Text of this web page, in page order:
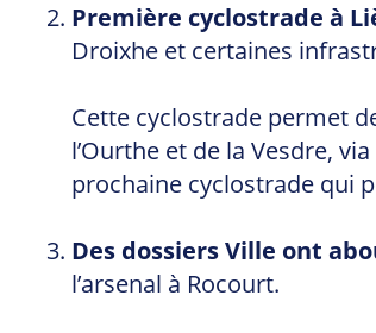
Première cyclostrade à
Droixhe et certaines
Cette cyclostrade permet
l’Ourthe et de la Vesdre,
prochaine cyclostrade qui
Des dossiers Ville ont
l’arsenal à Rocourt.